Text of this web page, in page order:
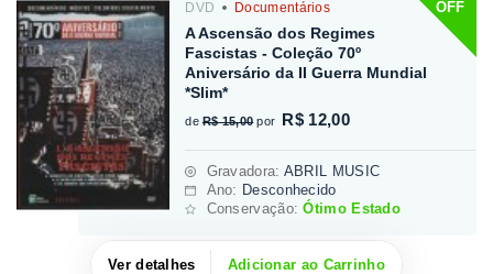
OFF
DVD Documentários
A Ascensão dos Regimes
Fascistas - Coleção 70º
Aniversário da II Guerra Mundial
*Slim*
de R$ 15,00 por R$ 12,00
Gravadora: ABRIL MUSIC
Ano: Desconhecido
Conservação:Ótimo Estado
Ver detalhes Adicionar ao Carrinho